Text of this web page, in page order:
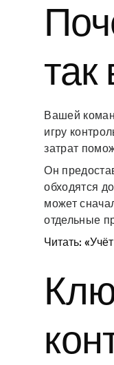
так
Вашей
игру
затрат
Он
обходятся
может
отдельные
Читать: